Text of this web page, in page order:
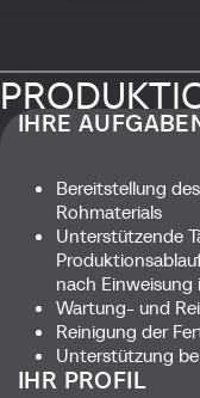
(m/w/d)
Wenn Sie daran
engagierten und
strukturierten
abwechslungsreichen
widmen, bewerben Sie
Jetzt bewerben
IHRE
Bereitstellung
Rohmaterials
Unterstützende
nach
Wartung- und
Reinigung der
Unterstützung
IHR PROFIL